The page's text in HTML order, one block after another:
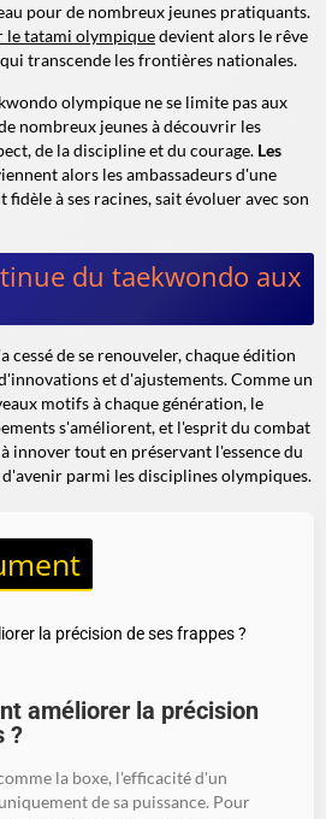
pour de nombreux jeunes pratiquants.
le tatami olympiquedevient alors le rêve
transcende les frontières nationales.
olympique ne se limite pas aux
nombreux jeunes à découvrir les
de la discipline et du courage. Les
alors les ambassadeurs d'une
à ses racines, sait évoluer avec son
du taekwondo aux
cessé de se renouveler, chaque édition
et d'ajustements. Comme un
motifs à chaque génération, le
s'améliorent, et l'esprit du combat
innover tout en préservant l'essence du
parmi les disciplines olympiques.
améliorer la précision
?
la boxe, l'efficacité d'un
de sa puissance. Pour